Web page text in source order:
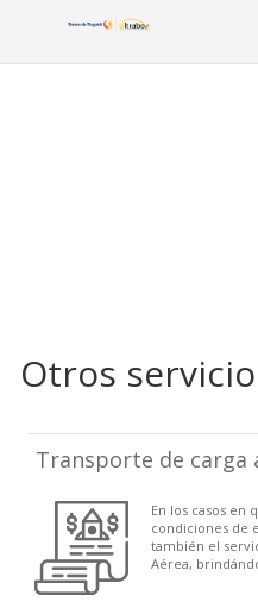
Otros
Transporte de carga
En los casos en
condiciones de
también el
Aérea,